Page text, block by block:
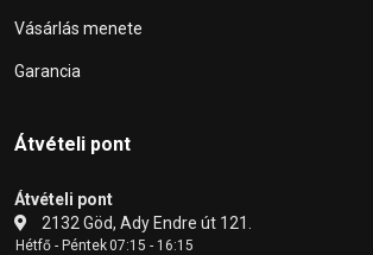
Vásárlás menete
Garancia
Átvételi pont
Átvételi pont
2132 Göd, Ady Endre út 121.
Hétfő - Péntek07:15 - 16:15